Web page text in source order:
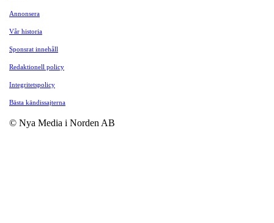
Annonsera
Vår historia
Sponsrat innehåll
Redaktionell policy
Integritetspolicy
Bästa kändissajterna
© Nya Media i Norden AB